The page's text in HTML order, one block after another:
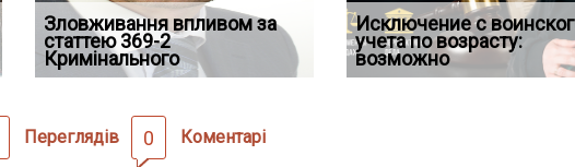
Якщо суд встановив для
відшкодування шкоди
наявніс
Документи, на яких не
проставляється апостиль:
пер
Зловживання впливом за
статтею 369-2
Кримінального
Переоформлення
відстрочки за іншою
підставою: нов
Особливості захисту у
кримінальному
провадженні: я
Исключение с
учета по возрасту:
возможно
Восьмий ААС
підтвердив, що
скас
Переглядів 0 Коментарі